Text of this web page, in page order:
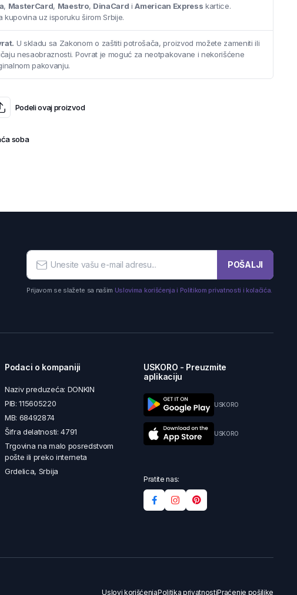
, MasterCard, Maestro, DinaCard iAmerican Express kartice.
kupovina uz isporuku širom Srbije.
U skladu sa Zakonom o zaštiti potrošača, proizvod možete zameniti ili
nesaobraznosti. Povrat je moguć za neotpakovane i nekorišćene
pakovanju.
Podeli ovaj proizvod
soba
POŠALJI
Prijavom se slažete sa našim Uslovima korišćenja i Politikom privatnosti i kolačića.
Podaci o kompaniji
Naziv preduzeća: DONKIN
PIB: 115605220
MB: 68492874
Šifra delatnosti: 4791
Trgovina na malo posredstvom
pošte ili preko interneta
Grdelica, Srbija
USKORO - Preuzmite
aplikaciju
USKORO
USKORO
Pratite nas:
Uslovi korišćenjaPolitika privatnostiPraćenje pošiljke